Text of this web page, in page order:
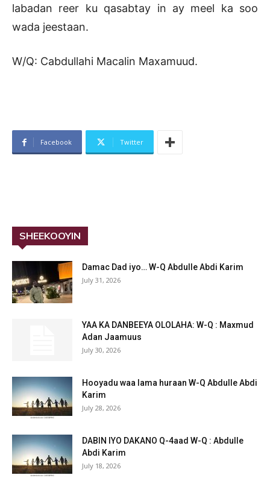
labadan reer ku qasabtay in ay meel ka soo
wada jeestaan.
W/Q: Cabdullahi Macalin Maxamuud.
Facebook Twitter
SHEEKOOYIN
Damac Dad iyo… W-Q Abdulle Abdi Karim
July 31, 2026
YAA KA DANBEEYA OLOLAHA: W-Q : Maxmud
Adan Jaamuus
July 30, 2026
Hooyadu waa lama huraan W-Q Abdulle Abdi
Karim
July 28, 2026
DABIN IYO DAKANO Q-4aad W-Q : Abdulle
Abdi Karim
July 18, 2026